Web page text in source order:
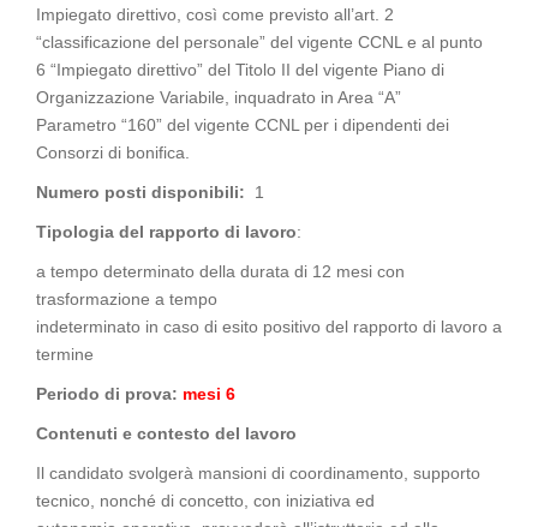
Impiegato direttivo, così come previsto all’art. 2
“classificazione del personale” del vigente CCNL e al punto
6 “Impiegato direttivo” del Titolo II del vigente Piano di
Organizzazione Variabile, inquadrato in Area “A”
Parametro “160” del vigente CCNL per i dipendenti dei
Consorzi di bonifica.
Numero posti disponibili: 1
Tipologia del rapporto di lavoro:
a tempo determinato della durata di 12 mesi con
trasformazione a tempo
indeterminato in caso di esito positivo del rapporto di lavoro a
termine
Periodo di prova: mesi 6
Contenuti e contesto del lavoro
Il candidato svolgerà mansioni di coordinamento, supporto
tecnico, nonché di concetto, con iniziativa ed